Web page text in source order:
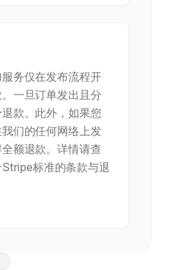
务仅在发布流程开
一旦订单发出且分
款。此外，如果您
们的任何网络上发
额退款。详情请查
标准的条款与退